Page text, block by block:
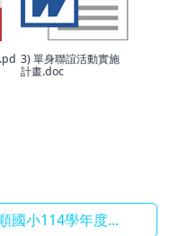
3) 單身聯誼活動實施
計畫.doc
國小114學年度...